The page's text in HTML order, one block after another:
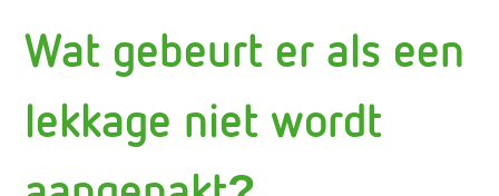
Wat gebeurt er als een
lekkage niet wordt